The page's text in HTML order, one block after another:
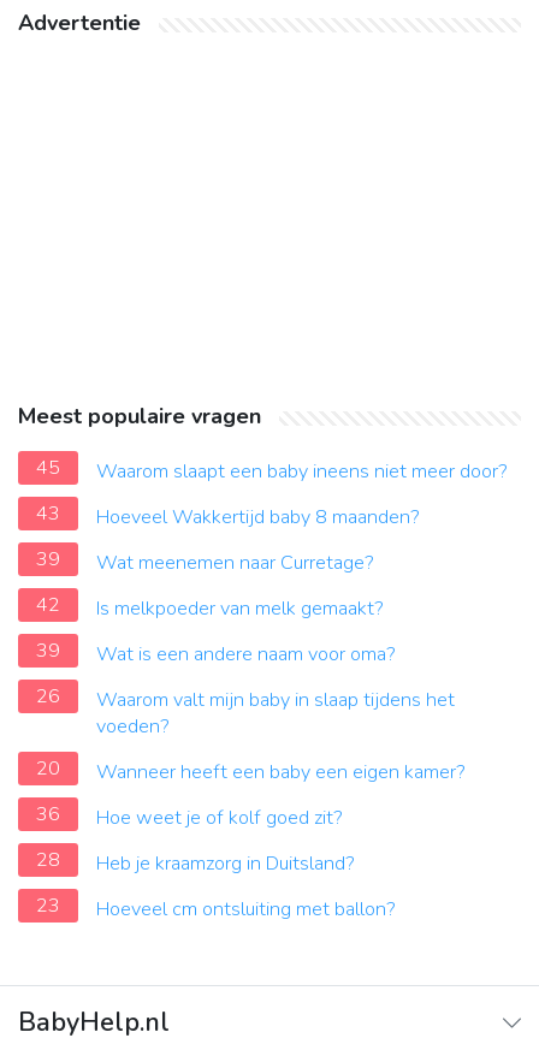
Advertentie
Meest populaire vragen
45
Waarom slaapt een baby ineens niet meer door?
43
Hoeveel Wakkertijd baby 8 maanden?
39
Wat meenemen naar Curretage?
42
Is melkpoeder van melk gemaakt?
39
Wat is een andere naam voor oma?
26
Waarom valt mijn baby in slaap tijdens het
voeden?
20
Wanneer heeft een baby een eigen kamer?
36
Hoe weet je of kolf goed zit?
28
Heb je kraamzorg in Duitsland?
23
Hoeveel cm ontsluiting met ballon?
BabyHelp.nl